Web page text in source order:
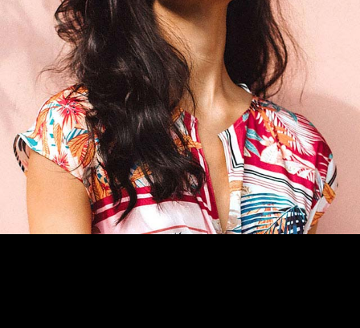
NORMAS ISO
CATÁLOGO
CONTACTO